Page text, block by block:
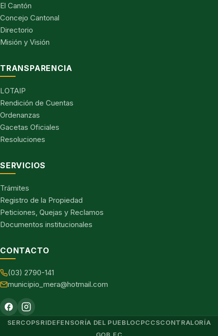
El Cantón
Concejo Cantonal
Directorio
Misión y Visión
TRANSPARENCIA
LOTAIP
Rendición de Cuentas
Ordenanzas
Gacetas Oficiales
Resoluciones
SERVICIOS
Trámites
Registro de la Propiedad
Peticiones, Quejas y Reclamos
Documentos institucionales
CONTACTO
(03) 2790-141
municipio_mera@hotmail.com
SERCOPSRIDEFENSORÍA DEL PUEBLOCPCCSCONTRALORÍA